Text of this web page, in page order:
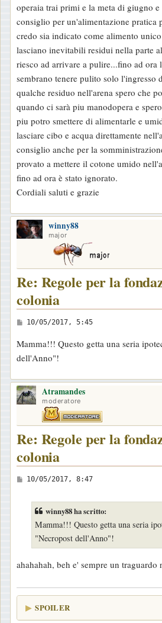
operaia trai primi e la meta di giugno
consiglio per un'alimentazione pratica
credo sia indicato come alimento
lasciano inevitabili residui nella parte
riesco ad arrivare a pulire...fino ad ora
sembrano tenere pulito solo l'ingresso
qualche residuo nell'arena spero che
quando ci sarà piu manodopera e
piu potro smettere di alimentarle e
lasciare cibo e acqua direttamente
consiglio anche per la
provato a mettere il cotone umido
fino ad ora è stato ignorato.
Cordiali saluti e grazie
winny88
major
Re: Regole per la
colonia
M
s
s
a
g
g
o
10/05/2017, 5:45
Mamma!!! Questo getta una seria
dell'Anno"!
Atramandes
moderatore
Re: Regole per la
colonia
M
g
o
10/05/2017, 8:47
winny88 ha scritto:
Mamma!!! Questo getta una seria
"Necropost dell'Anno"!
ahahahah, beh e' sempre un traguardo
SPOILER